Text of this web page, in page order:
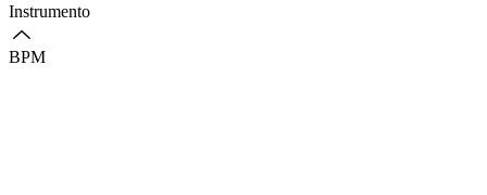
Instrumento
BPM